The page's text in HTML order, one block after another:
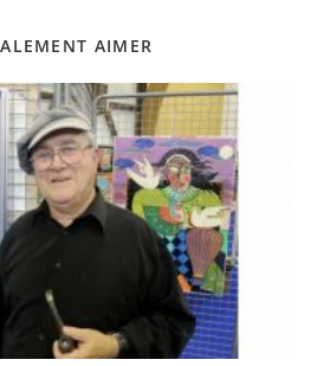
AIMER